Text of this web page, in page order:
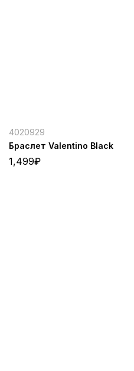
4020929
Браслет Valentino Black
1,499₽